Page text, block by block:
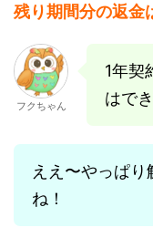
残り期間分の返金
フクちゃん
1年契
はで
ええ〜やっぱ
ね！